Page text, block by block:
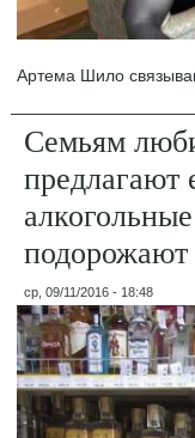
Артема Шило
Семьям
предлагают
подорожают
ср, 09/11/2016 - 18:48